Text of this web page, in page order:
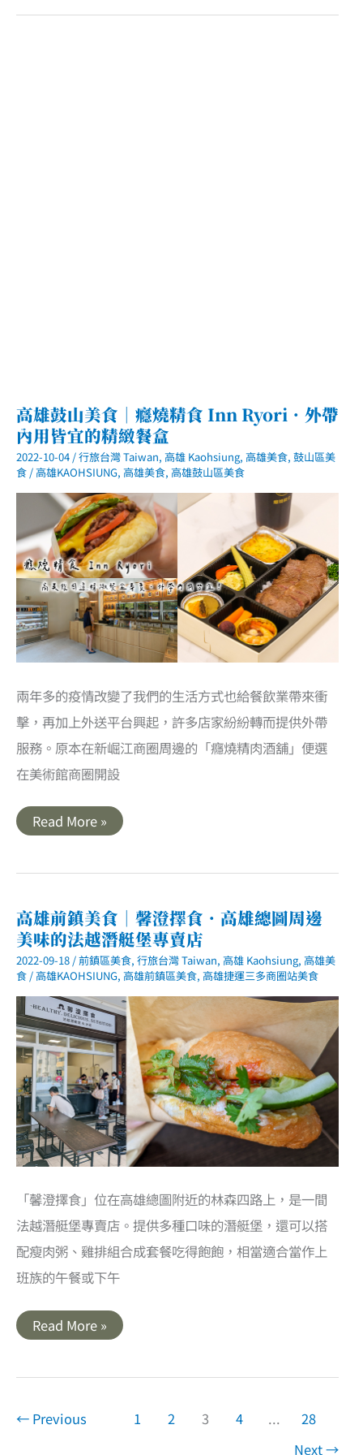
美
高雄鼓山美食｜癮燒精食 Inn Ryori．外帶
內用皆宜的精緻餐盒
2022-10-04 /行旅台灣 Taiwan, 高雄 Kaohsiung, 高雄美食, 鼓山區美
食 /高雄KAOHSIUNG, 高雄美食, 高雄鼓山區美食
兩年多的疫情改變了我們的生活方式也給餐飲業帶來衝
擊，再加上外送平台興起，許多店家紛紛轉而提供外帶
服務。原本在新崛江商圈周邊的「癮燒精肉酒舖」便選
在美術館商圈開設
高
雄
美
癮
燒
精
食
Inn
Ryori．
帶
內
用
皆
宜
的
精
緻
餐
盒
Read More »
高雄前鎮美食｜馨澄擇食．高雄總圖周邊
美味的法越潛艇堡專賣店
2022-09-18 /前鎮區美食, 行旅台灣 Taiwan, 高雄 Kaohsiung, 高雄美
食 /高雄KAOHSIUNG, 高雄前鎮區美食, 高雄捷運三多商圈站美食
「馨澄擇食」位在高雄總圖附近的林森四路上，是一間
法越潛艇堡專賣店。提供多種口味的潛艇堡，還可以搭
配瘦肉粥、雞排組合成套餐吃得飽飽，相當適合當作上
班族的午餐或下午
高
雄
美
馨
澄
Read More »
← Previous 1 2 3 4 ...
28
Next→